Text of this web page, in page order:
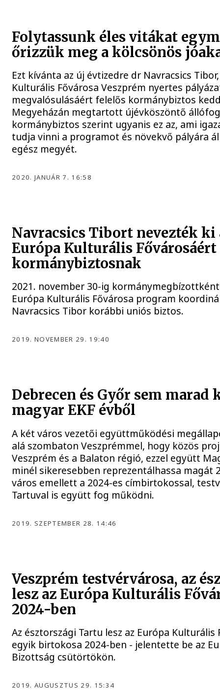
Folytassunk éles vitákat
őrizzük meg a kölcsönös
Ezt kívánta az új évtizedre dr Navracsics
Kulturális Fővárosa Veszprém nyertes
megvalósulásáért felelős kormánybiztos
Megyeházán megtartott újévköszöntő
kormánybiztos szerint ugyanis ez az, ami
tudja vinni a programot és növekvő pályára
egész megyét.
2020. JANUÁR 7. 16:58
Navracsics Tibort nevezték ki
Európa Kulturális
kormánybiztosnak
2021. november 30-ig
Európa Kulturális Fővárosa program
Navracsics Tibor korábbi uniós biztos.
2019. NOVEMBER 29. 19:40
Debrecen és Győr sem marad
magyar EKF évből
A két város vezetői együttműködési
alá szombaton Veszprémmel, hogy közös
Veszprém és a Balaton régió, ezzel együtt
minél sikeresebben reprezentálhassa magát
város emellett a 2024-es címbirtokossal,
Tartuval is együtt fog működni.
2019. SZEPTEMBER 28. 14:46
Veszprém testvérvárosa, az
lesz az Európa Kulturális
2024-ben
Az észtországi Tartu lesz az Európa Kulturális
egyik birtokosa 2024-ben - jelentette be az
Bizottság csütörtökön.
2019. AUGUSZTUS 29. 15:34